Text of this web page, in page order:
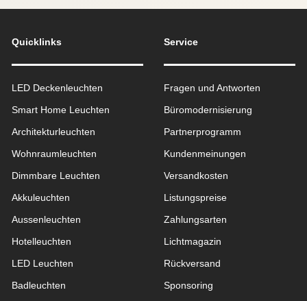
Quicklinks
LED Deckenleuchten
Smart Home Leuchten
Architekturleuchten
Wohnraum­leuchten
Dimmbare Leuchten
Akkuleuchten
Aussen­leuchten
Hotelleuchten
LED Leuchten
Badleuchten
Service
Fragen und Antworten
Büromodernisierung
Partnerprogramm
Kundenmeinungen
Versandkosten
Listungspreise
Zahlungsarten
Lichtmagazin
Rückversand
Sponsoring